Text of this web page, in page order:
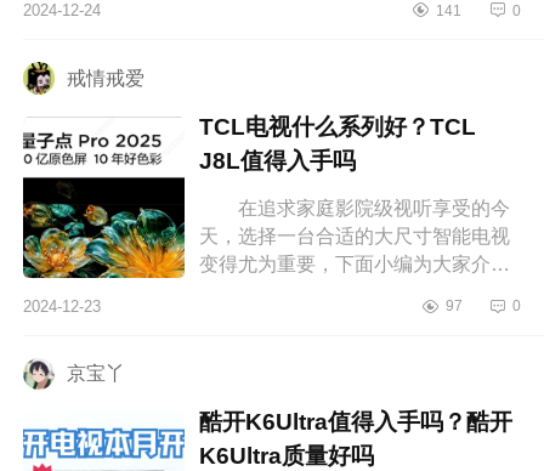
都是杠杠的，酷开电视基本在同段
2024-12-24 141 0
戒情戒爱
TCL电视什么系列好？TCL
J8L值得入手吗
在追求家庭影院级视听享受的今
天，选择一台合适的大尺寸智能电视
变得尤为重要，下面小编为大家介绍
入手吗 TCL电视什么系列好
2024-12-23 97 0
京宝丫
酷开K6Ultra值得入手吗？酷开
K6Ultra质量好吗